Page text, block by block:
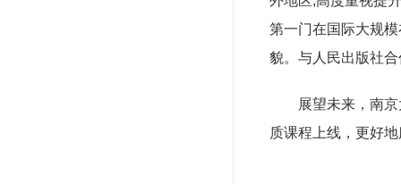
第一门在国际大规
貌。与人民出版社
展望未来，南
质课程上线，更好